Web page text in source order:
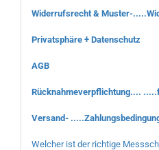
Widerrufsrecht & Muster-
Privatsphäre + Datenschutz
AGB
Rücknahmeverpflichtung....
Versand-
Welcher ist der richtige